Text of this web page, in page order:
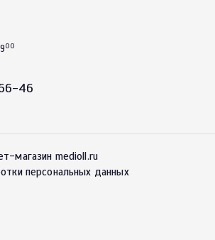
00
46
магазин medioll.ru
персональных данных